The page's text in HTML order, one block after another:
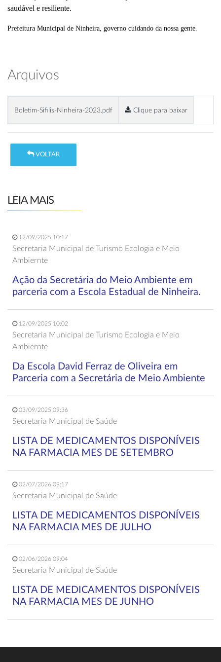
saudável e resiliente.
Prefeitura Municipal de Ninheira, governo cuidando da nossa gente.
Arquivos
Boletim-Sifilis-Ninheira-2023.pdf Clique para baixar
VOLTAR
LEIA MAIS
12/09/2025 10:17
Secretaria Municipal de Turismo Ecologia e Meio
Ambiernte
Ação da Secretária do Meio Ambiente em
parceria com a Escola Estadual de Ninheira.
12/09/2025 10:02
Secretaria Municipal de Turismo Ecologia e Meio
Ambiernte
Da Escola David Ferraz de Oliveira em
Parceria com a Secretária de Meio Ambiente
03/09/2025 09:36
Secretaria Municipal de Saúde
LISTA DE MEDICAMENTOS DISPONÍVEIS
NA FARMACIA MES DE SETEMBRO
02/07/2026 09:17
Secretaria Municipal de Saúde
LISTA DE MEDICAMENTOS DISPONÍVEIS
NA FARMACIA MES DE JULHO
02/06/2026 09:04
Secretaria Municipal de Saúde
LISTA DE MEDICAMENTOS DISPONÍVEIS
NA FARMACIA MES DE JUNHO